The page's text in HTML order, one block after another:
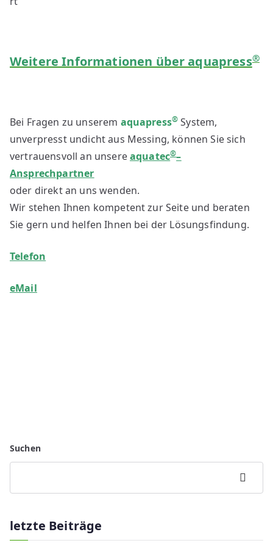
Weitere Informationen über aquapress®
Bei Fragen zu unserem aquapress® System,
unverpresst undicht aus Messing, können Sie sich
vertrauensvoll an unsereaquatec®–
Ansprechpartner
oder direkt an uns wenden.
Wir stehen Ihnen kompetent zur Seite und beraten
Sie gern und helfen Ihnen bei der Lösungsfindung.
Telefon
eMail
Suchen
Suchen
letzte Beiträge